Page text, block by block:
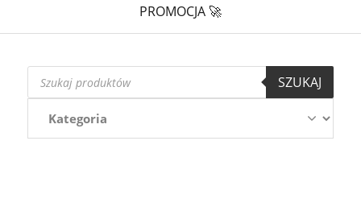
PROMOCJA 🚀
Wyszukiwarka
produktów
SZUKAJ